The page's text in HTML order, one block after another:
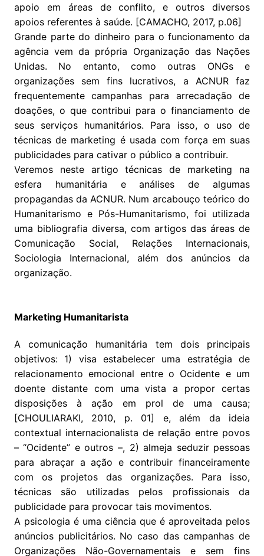
apoio em áreas de conflito, e outros diversos
apoios referentes à saúde. [CAMACHO, 2017, p.06]
Grande parte do dinheiro para o funcionamento da
agência vem da própria Organização das Nações
Unidas. No entanto, como outras ONGs e
organizações sem fins lucrativos, a ACNUR faz
frequentemente campanhas para arrecadação de
doações, o que contribui para o financiamento de
seus serviços humanitários. Para isso, o uso de
técnicas de marketing é usada com força em suas
publicidades para cativar o público a contribuir.
Veremos neste artigo técnicas de marketing na
esfera humanitária e análises de algumas
propagandas da ACNUR. Num arcabouço teórico do
Humanitarismo e Pós-Humanitarismo, foi utilizada
uma bibliografia diversa, com artigos das áreas de
Comunicação Social, Relações Internacionais,
Sociologia Internacional, além dos anúncios da
organização.
Marketing Humanitarista
A comunicação humanitária tem dois principais
objetivos: 1) visa estabelecer uma estratégia de
relacionamento emocional entre o Ocidente e um
doente distante com uma vista a propor certas
disposições à ação em prol de uma causa;
[CHOULIARAKI, 2010, p. 01] e, além da ideia
contextual internacionalista de relação entre povos
– “Ocidente” e outros –, 2) almeja seduzir pessoas
para abraçar a ação e contribuir financeiramente
com os projetos das organizações. Para isso,
técnicas são utilizadas pelos profissionais da
publicidade para provocar tais movimentos.
A psicologia é uma ciência que é aproveitada pelos
anúncios publicitários. No caso das campanhas de
Organizações Não-Governamentais e sem fins